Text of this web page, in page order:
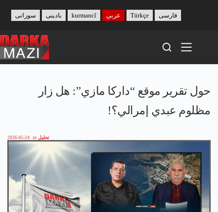
content
بادینی سورانی kurmancî عربي Türkçe فارسی
حول تقرير موقع “داركا مازي”: هل زار
مظلوم عبدي إمرالي؟!
2026-05-24 in تحليل